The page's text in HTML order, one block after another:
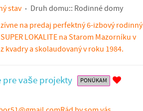
stav Druh domu:: Rodinné domy
na predaj perfektný 6-izbový rodinný
LOKALITE na Starom Mazorníku v
kvadry a skolaudovaný v roku 1984.
pre vaše projekty PONÚKAM